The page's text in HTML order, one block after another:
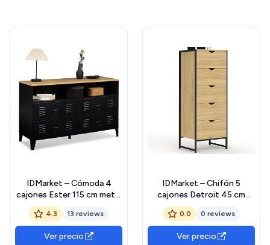
IDMarket – Cómoda 4
cajones Ester 115 cm metal
negro y bandeja de madera
de haya con nicho de
diseño industrial
4.3 13 reviews
Ver precio
IDMarket – Chifón 5
cajones Detroit 45 cm
Cómoda semanal, diseño
industrial
0.0 0 reviews
Ver precio